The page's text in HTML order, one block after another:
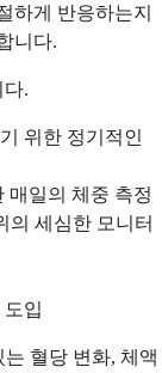
하게 반응하는지
니다.
.
위한 정기적인
매일의 체중 측정
의 세심한 모니터
입
혈당 변화, 체액